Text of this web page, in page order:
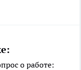
о работе: